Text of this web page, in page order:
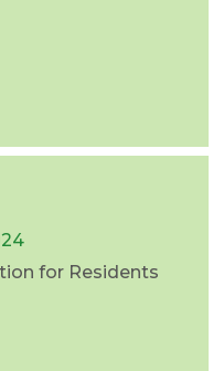
for Residents